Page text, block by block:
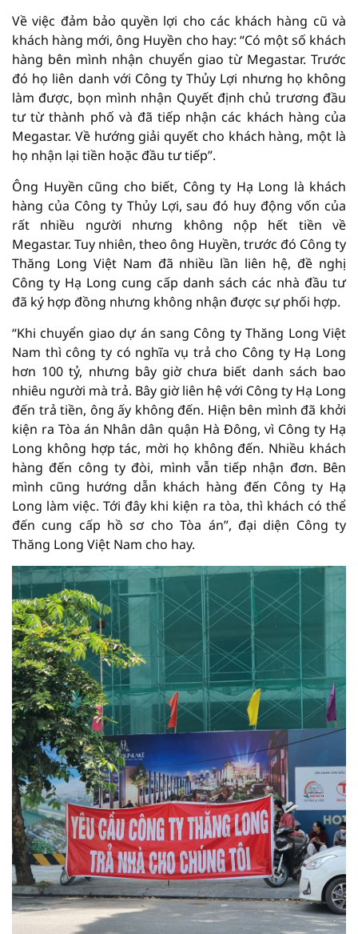
Về việc đảm bảo quyền lợi cho các khách hàng cũ và
khách hàng mới, ông Huyền cho hay: “Có một số khách
hàng bên mình nhận chuyển giao từ Megastar. Trước
đó họ liên danh với Công ty Thủy Lợi nhưng họ không
làm được, bọn mình nhận Quyết định chủ trương đầu
tư từ thành phố và đã tiếp nhận các khách hàng của
Megastar. Về hướng giải quyết cho khách hàng, một là
họ nhận lại tiền hoặc đầu tư tiếp”.
Ông Huyền cũng cho biết, Công ty Hạ Long là khách
hàng của Công ty Thủy Lợi, sau đó huy động vốn của
rất nhiều người nhưng không nộp hết tiền về
Megastar. Tuy nhiên, theo ông Huyền, trước đó Công ty
Thăng Long Việt Nam đã nhiều lần liên hệ, đề nghị
Công ty Hạ Long cung cấp danh sách các nhà đầu tư
đã ký hợp đồng nhưng không nhận được sự phối hợp.
“Khi chuyển giao dự án sang Công ty Thăng Long Việt
Nam thì công ty có nghĩa vụ trả cho Công ty Hạ Long
hơn 100 tỷ, nhưng bây giờ chưa biết danh sách bao
nhiêu người mà trả. Bây giờ liên hệ với Công ty Hạ Long
đến trả tiền, ông ấy không đến. Hiện bên mình đã khởi
kiện ra Tòa án Nhân dân quận Hà Đông, vì Công ty Hạ
Long không hợp tác, mời họ không đến. Nhiều khách
hàng đến công ty đòi, mình vẫn tiếp nhận đơn. Bên
mình cũng hướng dẫn khách hàng đến Công ty Hạ
Long làm việc. Tới đây khi kiện ra tòa, thì khách có thể
đến cung cấp hồ sơ cho Tòa án”, đại diện Công ty
Thăng Long Việt Nam cho hay.